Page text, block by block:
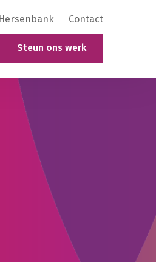
Hersenbank Contact
Steun ons werk